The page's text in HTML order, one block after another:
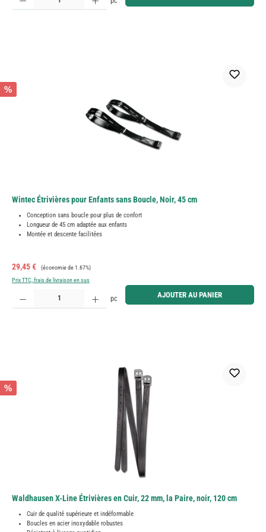
%
Wintec Étrivières pour Enfants sans Boucle, Noir, 45 cm
Conception sans boucle pour plus de confort
Longueur de 45 cm adaptée aux enfants
Montée et descente facilitées
Prix de vente :
29,45 € Prix régulier :
(économie de 1.67%)
Prix TTC, frais de livraison en sus
Quantité de produit : Entrez la quantité souhaitée ou utilisez les boutons pour augmenter ou
pc AJOUTER AU PANIER
%
Waldhausen X-Line Étrivières en Cuir, 22 mm, la Paire, noir, 120 cm
Cuir de qualité supérieure et indéformable
Boucles en acier inoxydable robustes